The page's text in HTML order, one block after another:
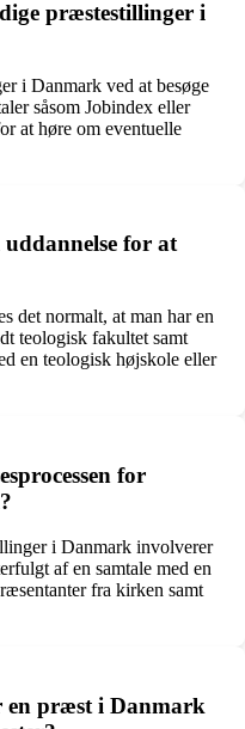
præstestillinger i
i Danmark ved at besøge
såsom Jobindex eller
at høre om eventuelle
for at
det normalt, at man har en
teologisk fakultet samt
en teologisk højskole eller
for
i Danmark involverer
af en samtale med en
fra kirken samt
en præst i Danmark